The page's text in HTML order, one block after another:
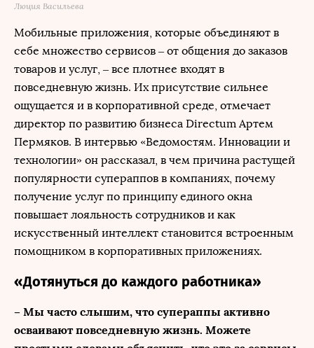
Люция Васильева
Мобильные приложения, которые объединяют в
себе множество сервисов – от общения до заказов
товаров и услуг, – все плотнее входят в
повседневную жизнь. Их присутствие сильнее
ощущается и в корпоративной среде, отмечает
директор по развитию бизнеса Directum Артем
Пермяков. В интервью «Ведомостям. Инновации и
технологии» он рассказал, в чем причина растущей
популярности супераппов в компаниях, почему
получение услуг по принципу единого окна
повышает лояльность сотрудников и как
искусственный интеллект становится встроенным
помощником в корпоративных приложениях.
«Дотянуться до каждого работника»
– Мы часто слышим, что супераппы активно
осваивают повседневную жизнь. Можете